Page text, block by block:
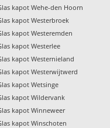
kapot Wehe-den Hoorn
kapot Westerbroek
kapot Westeremden
kapot Westerlee
kapot Westernieland
kapot Westerwijtwerd
kapot Wetsinge
kapot Wildervank
kapot Winneweer
kapot Winschoten